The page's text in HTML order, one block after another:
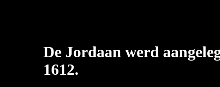
De Jordaan werd
1612.